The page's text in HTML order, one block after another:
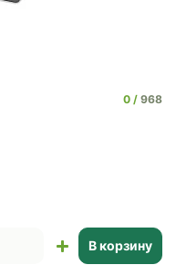
0
968
В корзину